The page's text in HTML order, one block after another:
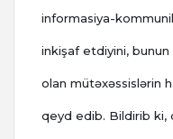
informasiya-
inkişaf etdiyini, bunun
olan mütəxəssislərin
qeyd edib. Bildirib ki,